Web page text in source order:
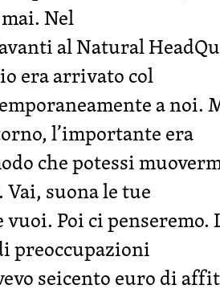
Nel
al Natural
era arrivato col
a noi.
l’importante era
che potessi
suona le tue
vuoi. Poi ci penseremo.
preoccupazioni
seicento euro di